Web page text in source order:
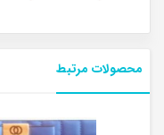
محصولات مرتبط